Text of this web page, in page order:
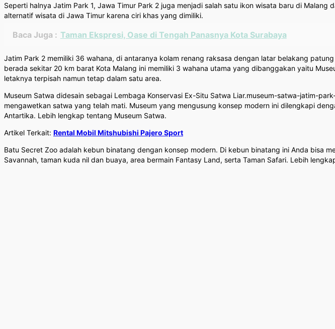
Seperti halnya Jatim Park 1, Jawa Timur Park 2 juga menjadi salah satu ikon wisata baru di
alternatif wisata di Jawa Timur karena ciri khas yang dimiliki.
Baca Juga : Taman Ekspresi, Oase di Tengah Panasnya Kota Surabaya
Jatim Park 2 memiliki 36 wahana, di antaranya kolam renang raksasa dengan latar belakang
berada sekitar 20 km barat Kota Malang ini memiliki 3 wahana utama yang dibanggakan yaitu
letaknya terpisah namun tetap dalam satu area.
Museum Satwa didesain sebagai Lembaga Konservasi Ex-Situ Satwa Liar.museum-satwa-jatim-
mengawetkan satwa yang telah mati. Museum yang mengusung konsep modern ini dilengkapi
Antartika. Lebih lengkap tentang Museum Satwa.
Artikel Terkait: Rental Mobil Mitshubishi Pajero Sport
Batu Secret Zoo adalah kebun binatang dengan konsep modern. Di kebun binatang ini Anda bisa
Savannah, taman kuda nil dan buaya, area bermain Fantasy Land, serta Taman Safari. Lebih